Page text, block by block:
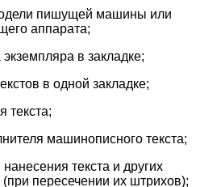
пишущей машины или
аппарата;
в закладке;
в одной закладке;
текста;
машинописного текста;
текста и других
(при пересечении их штрихов);